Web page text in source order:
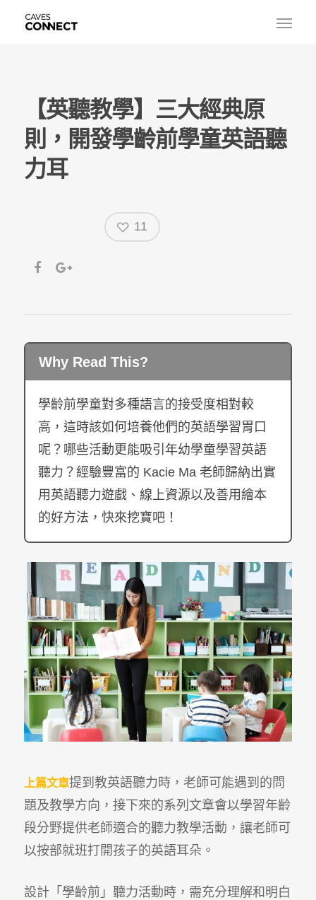
【英聽教學】三大經典原
則，開發學齡前學童英語聽
力耳
11
Why Read This?
學齡前學童對多種語言的接受度相對較
高，這時該如何培養他們的英語學習胃口
呢？哪些活動更能吸引年幼學童學習英語
聽力？經驗豐富的 Kacie Ma 老師歸納出實
用英語聽力遊戲、線上資源以及善用繪本
的好方法，快來挖寶吧！
上篇文章提到教英語聽力時，老師可能遇到的問
題及教學方向，接下來的系列文章會以學習年齡
段分野提供老師適合的聽力教學活動，讓老師可
以按部就班打開孩子的英語耳朵。
設計「學齡前」聽力活動時，需充分理解和明白